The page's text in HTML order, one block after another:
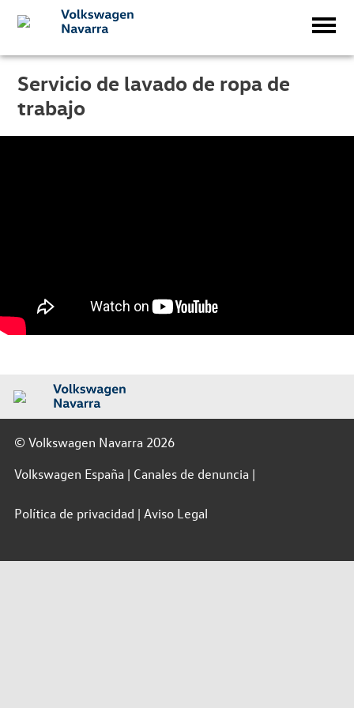
Servicio de lavado de ropa de
trabajo
© Volkswagen Navarra 2026
Volkswagen España
Canales de denuncia
Política de privacidad Aviso Legal